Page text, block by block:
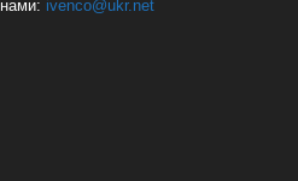
ivenco@ukr.net